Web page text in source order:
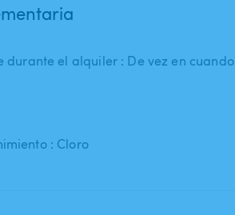
durante el alquiler : De vez en cuando
: Cloro